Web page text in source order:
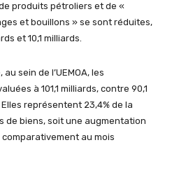
produits pétroliers et de «
et bouillons » se sont réduites,
et 10,1 milliards.
sein de l’UEMOA, les
à 101,1 milliards, contre 90,1
représentent 23,4% de la
de biens, soit une augmentation
au mois